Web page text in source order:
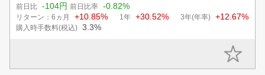
前日比 -104円 前日比率 -0.82%
リターン：6ヵ月 +10.85% 1年 +30.52% 3年(年率) +12.67%
購入時手数料(税込) 3.3%